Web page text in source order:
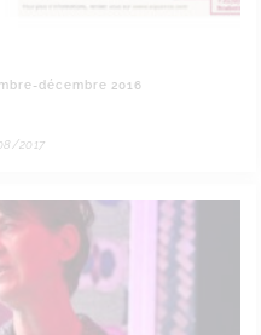
décembre 2016
2017